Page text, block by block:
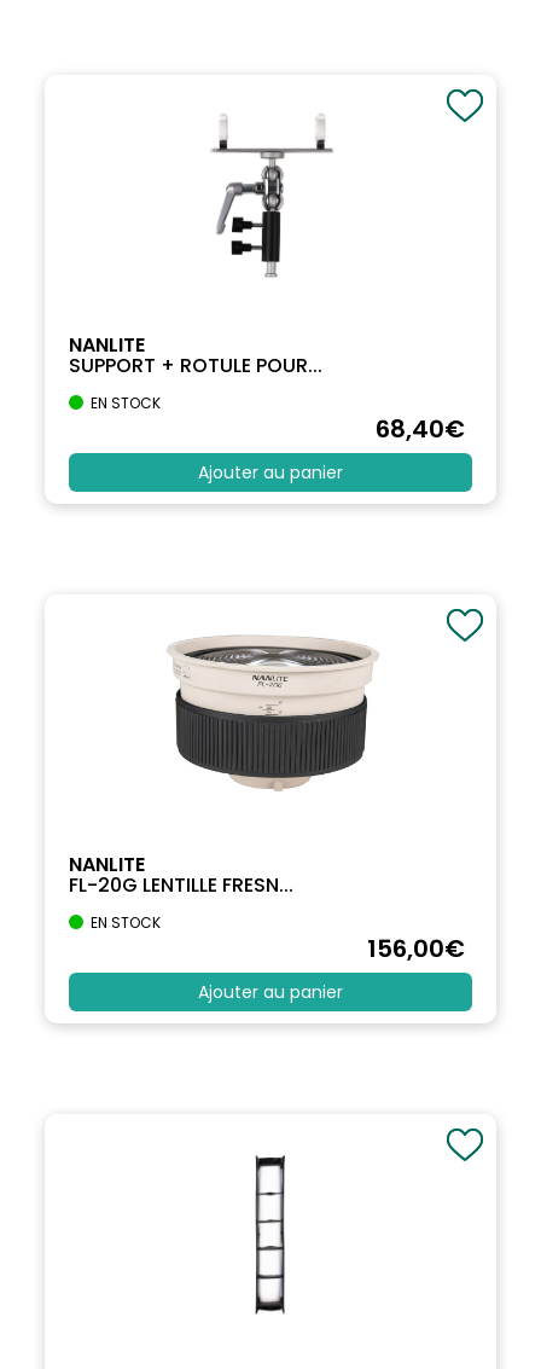
NANLITE
SUPPORT + ROTULE POUR...
EN STOCK
68,40€
Ajouter au panier
NANLITE
FL-20G LENTILLE FRESN...
EN STOCK
156,00€
Ajouter au panier